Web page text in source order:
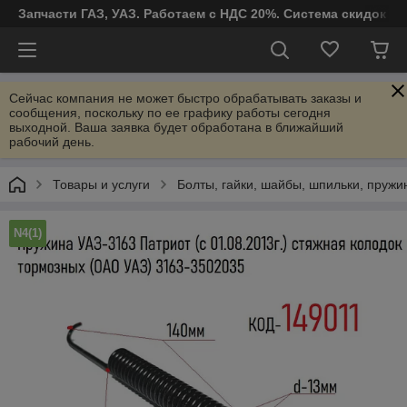
Запчасти ГАЗ, УАЗ. Работаем с НДС 20%. Система скидок
Сейчас компания не может быстро обрабатывать заказы и
сообщения, поскольку по ее графику работы сегодня
выходной. Ваша заявка будет обработана в ближайший
рабочий день.
Товары и услуги Болты, гайки, шайбы, шпильки,
N4(1)